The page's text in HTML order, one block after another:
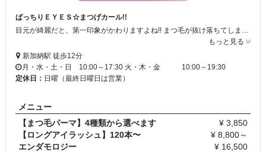
ばっちりＥＹＥＳ☆まつげカール!!
目元が綺麗だと、第一印象がかわりますよね!! まつ毛が抜け落ちてしまう・・。まつ毛が少ない・・ち様々なお悩みがあるかたには、『まつげエクステ』がおススメです☆ミ ぜひご来店ください。
もっと見る
新加納駅 徒歩12分
月・水・土・日 10:00～17:30 火・木・金 10:00～19:30
定休日： 日曜（最終日曜日は営業）
メニュー
【まつ毛パーマ】4種類から選べます
¥ 3,850
【ロングアイラッシュ】120本〜
¥ 8,800～
エンダモロジー
¥ 16,500